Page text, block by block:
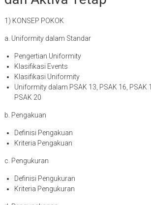
1) KONSEP POKOK
a. Uniformity dalam Standar
Pengertian Uniformity
Klasifikasi Events
Klasifikasi Uniformity
Uniformity dalam PSAK 13, PSAK 16, PSAK
PSAK 20
b. Pengakuan
Definisi Pengakuan
Kriteria Pengakuan
c. Pengukuran
Definisi Pengukuran
Kriteria Pengukuran